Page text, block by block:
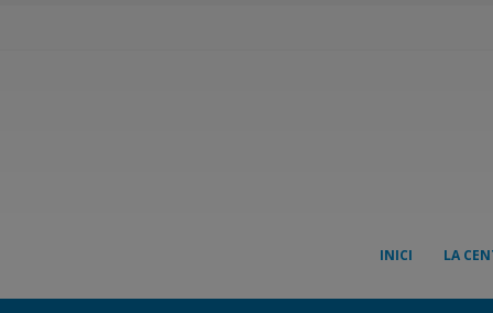
INICI LA